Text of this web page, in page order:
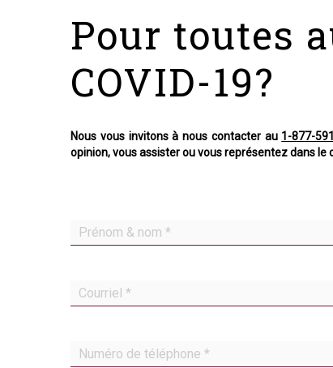
Bien entendu, vous devez en informer votre
Question 13 : Je suis présentement
Pour toutes
COVID-19?
Nous vous invitons à nous contacter au 1-877-
opinion, vous assister ou vous représentez dans le
Covid